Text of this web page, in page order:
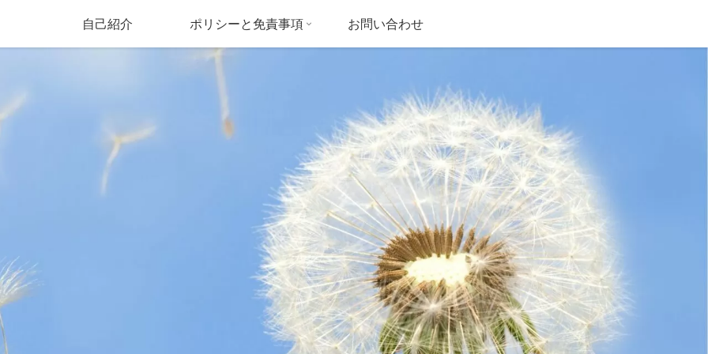
自己紹介 ポリシーと免責事項 お問い合わせ